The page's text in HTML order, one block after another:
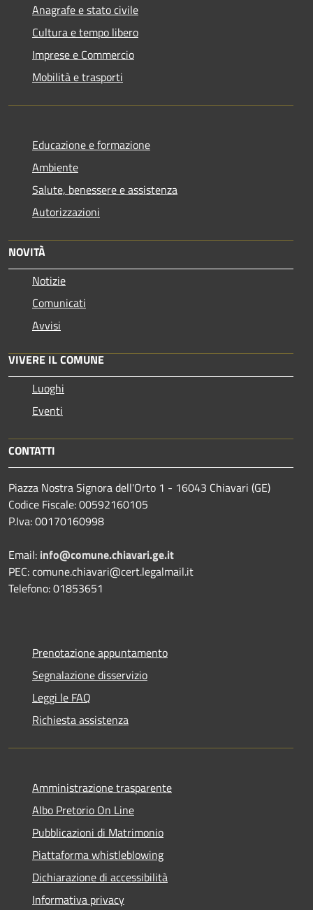
Anagrafe e stato civile
Cultura e tempo libero
Imprese e Commercio
Mobilità e trasporti
Educazione e formazione
Ambiente
Salute, benessere e assistenza
Autorizzazioni
NOVITÀ
Notizie
Comunicati
Avvisi
VIVERE IL COMUNE
Luoghi
Eventi
CONTATTI
Piazza Nostra Signora dell'Orto 1 - 16043 Chiavari (GE)
Codice Fiscale: 00592160105
P.Iva: 00170160998
Email: info@comune.chiavari.ge.it
PEC: comune.chiavari@cert.legalmail.it
Telefono: 01853651
Prenotazione appuntamento
Segnalazione disservizio
Leggi le FAQ
Richiesta assistenza
Amministrazione trasparente
Albo Pretorio On Line
Pubblicazioni di Matrimonio
Piattaforma whistleblowing
Dichiarazione di accessibilità
Informativa privacy